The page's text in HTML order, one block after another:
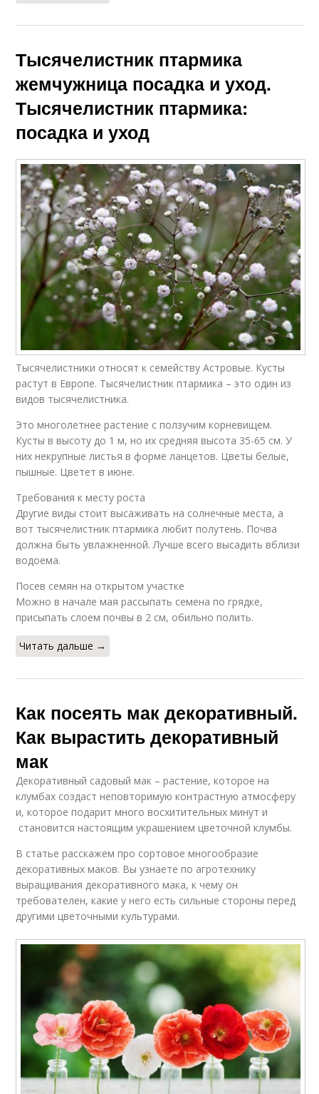
Тысячелистник птармика
жемчужница посадка и уход.
Тысячелистник птармика:
посадка и уход
Тысячелистники относят к семейству Астровые. Кусты
растут в Европе. Тысячелистник птармика – это один из
видов тысячелистника.
Это многолетнее растение с ползучим корневищем.
Кусты в высоту до 1 м, но их средняя высота 35-65 см. У
них некрупные листья в форме ланцетов. Цветы белые,
пышные. Цветет в июне.
Требования к месту роста
Другие виды стоит высаживать на солнечные места, а
вот тысячелистник птармика любит полутень. Почва
должна быть увлажненной. Лучше всего высадить вблизи
водоема.
Посев семян на открытом участке
Можно в начале мая рассыпать семена по грядке,
присыпать слоем почвы в 2 см, обильно полить.
Читать дальше →
Как посеять мак декоративный.
Как вырастить декоративный
мак
Декоративный садовый мак – растение, которое на
клумбах создаст неповторимую контрастную атмосферу
и, которое подарит много восхитительных минут и
становится настоящим украшением цветочной клумбы.
В статье расскажем про сортовое многообразие
декоративных маков. Вы узнаете по агротехнику
выращивания декоративного мака, к чему он
требователен, какие у него есть сильные стороны перед
другими цветочными культурами.